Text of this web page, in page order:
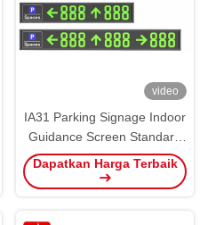
video
IA31 Parking Signage Indoor
Guidance Screen Standard
Display 485 LED PGS
Dapatkan Harga Terbaik